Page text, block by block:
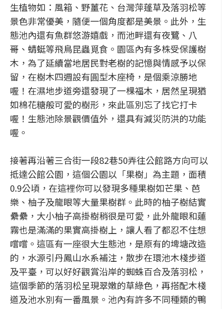
生植物如：風箱、野薑花、台灣萍蓬草及落羽松等
景色非常優美，隨便一個角度都是美景。此外，生
態池內還有魚群悠游嬉戲，而池畔還有夜鷺、八
哥、蜻蜓等飛鳥昆蟲覓食。園區內有多株受保護樹
木，為了延續當地居民對老樹的記憶與情感予以保
留，在樹木四週設有圓型木座椅，是個乘涼勝地
喔！在濕地步道旁還發現了一棵福木，居然呈現猶
如棉花糖般可愛的樹形，來此區別忘了找它打卡
喔！生態池除景觀價值外，還具有減災防洪的功能
喔。
接著再沿著三合街一段82巷50弄往公館路方向可以
抵達公館公園，這個公園以「果樹」為主題，面積
0.9公頃，在這裡你可以發現多種果樹如芒果、芭
樂、柚子及龍眼等大量果樹群。此時的柚子樹結實
纍纍，大小柚子高掛樹稍很是可愛，此外龍眼和蓮
霧也是滿滿的果實高掛樹上，讓人看了都忍不住想
嚐嚐。這區有一座很大生態池，是原有的埤塘改造
的，水源引丹鳳山水系補注，散步在環池木棧步道
及平臺，可以好好觀賞沿岸的蜘蛛百合及落羽松，
這個季節的落羽松呈現翠嫩的草綠色，再搭配木棧
道及池水別有一番風景。池內有許多不同種類的鴨